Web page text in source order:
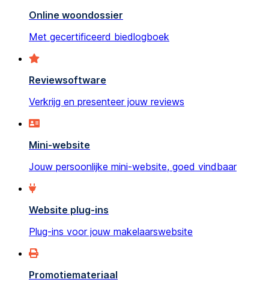
Online woondossier
Met gecertificeerd biedlogboek
Reviewsoftware
Verkrijg en presenteer jouw reviews
Mini-website
Jouw persoonlijke mini-website, goed vindbaar
Website plug-ins
Plug-ins voor jouw makelaarswebsite
Promotiemateriaal